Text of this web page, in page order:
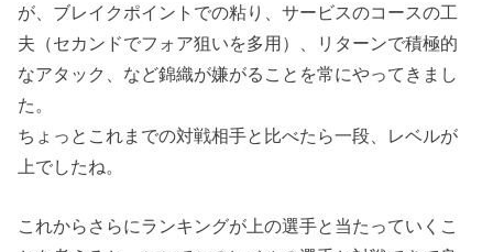
が、ブレイクポイントでの粘り、サービスのコースの工
夫（セカンドでフォア狙いを多用）、リターンで積極的
なアタック、など錦織が嫌がることを常にやってきまし
た。
ちょっとこれまでの対戦相手と比べたら一段、レベルが
上でしたね。
これからさらにランキングが上の選手と当たっていくこ